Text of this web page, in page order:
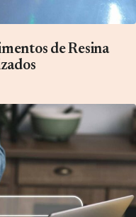
de Resina